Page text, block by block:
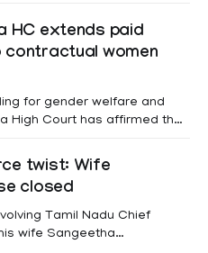
HC extends paid
women
for gender welfare and
High Court has affirmed that
leave following
Kerala Service Rules
twist: Wife
closed
Tamil Nadu Chief
wife Sangeetha